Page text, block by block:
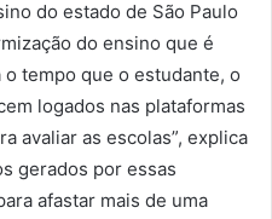
do estado de São Paulo
do ensino que é
tempo que o estudante, o
logados nas plataformas
avaliar as escolas”, explica
gerados por essas
afastar mais de uma